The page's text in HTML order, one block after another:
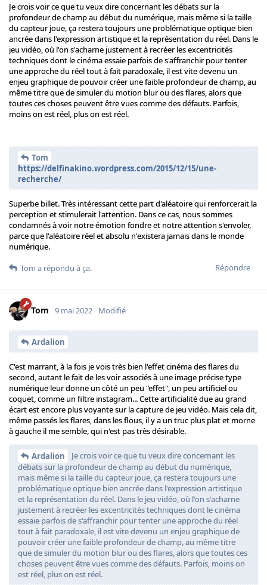
Je crois voir ce que tu veux dire concernant les débats sur la
profondeur de champ au début du numérique, mais même si la taille
du capteur joue, ça restera toujours une problématique optique bien
ancrée dans l'expression artistique et la représentation du réel. Dans le
jeu vidéo, où l'on s'acharne justement à recréer les excentricités
techniques dont le cinéma essaie parfois de s'affranchir pour tenter
une approche du réel tout à fait paradoxale, il est vite devenu un
enjeu graphique de pouvoir créer une faible profondeur de champ, au
même titre que de simuler du motion blur ou des flares, alors que
toutes ces choses peuvent être vues comme des défauts. Parfois,
moins on est réel, plus on est réel.
Tom
https://delfinakino.wordpress.com/2015/12/15/une-
recherche/
Superbe billet. Très intéressant cette part d'aléatoire qui renforcerait la
perception et stimulerait l'attention. Dans ce cas, nous sommes
condamnés à voir notre émotion fondre et notre attention s'envoler,
parce que l'aléatoire réel et absolu n'existera jamais dans le monde
numérique.
Répondre
Tom a répondu à ça.
Tom 9 mai 2022 Modifié
Ardalion
C'est marrant, à la fois je vois très bien l'effet cinéma des flares du
second, autant le fait de les voir associés à une image précise type
numérique leur donne un côté un peu "effet", un peu artificiel ou
coquet, comme un filtre instagram... Cette artificialité due au grand
écart est encore plus voyante sur la capture de jeu vidéo. Mais cela dit,
même passés les flares, dans les flous, il y a un truc plus plat et morne
à gauche il me semble, qui n'est pas très désirable.
Ardalion
Je crois voir ce que tu veux dire concernant les
débats sur la profondeur de champ au début du numérique,
mais même si la taille du capteur joue, ça restera toujours une
problématique optique bien ancrée dans l'expression artistique
et la représentation du réel. Dans le jeu vidéo, où l'on s'acharne
justement à recréer les excentricités techniques dont le cinéma
essaie parfois de s'affranchir pour tenter une approche du réel
tout à fait paradoxale, il est vite devenu un enjeu graphique de
pouvoir créer une faible profondeur de champ, au même titre
que de simuler du motion blur ou des flares, alors que toutes ces
choses peuvent être vues comme des défauts. Parfois, moins on
est réel, plus on est réel.